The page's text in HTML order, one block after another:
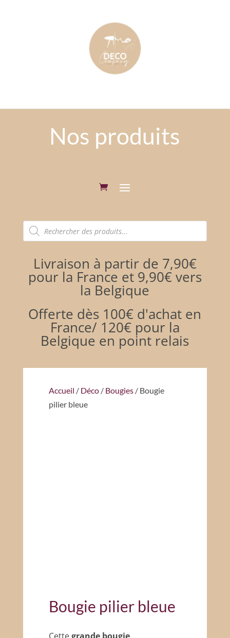
Nos produits
Recherche
de
produits
Livraison à partir de 7,90€
pour la France et 9,90€ vers
la Belgique
Offerte dès 100€ d'achat en
France/ 120€ pour la
Belgique en point relais
Accueil / Déco/ Bougies/ Bougie
pilier bleue
Bougie pilier bleue